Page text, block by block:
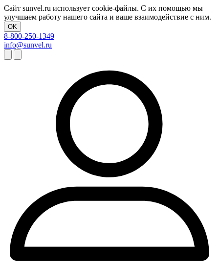
Сайт sunvel.ru использует cookie-файлы. С их помощью мы
улучшаем работу нашего сайта и ваше взаимодействие с ним.
OK
8-800-250-1349
info@sunvel.ru